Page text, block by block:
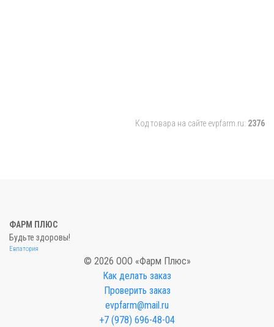
Код товара на сайте evpfarm.ru: 2376
ФАРМ ПЛЮС
Будьте здоровы!
Евпатория
© 2026 ООО «Фарм Плюс»
Как делать заказ
Проверить заказ
evpfarm@mail.ru
+7 (978) 696-48-04